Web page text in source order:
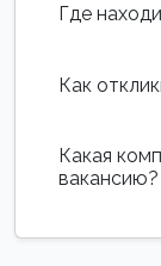
Где
Как
Какая
вакансию?